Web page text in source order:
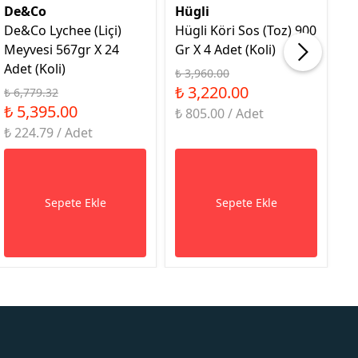
De&Co
De&Co Lychee (Liçi)
Meyvesi 567gr X 24
Adet (Koli)
₺ 6,779.32
₺ 5,395.00
₺ 224.79 / Adet
Sepete Ekle
Hügli
Hügli Köri Sos (Toz) 900
Gr X 4 Adet (Koli)
₺ 3,960.00
₺ 3,220.00
₺ 805.00 / Adet
Sepete Ekle